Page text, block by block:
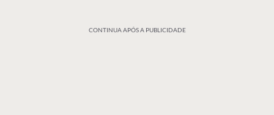
CONTINUA APÓS A PUBLICIDADE